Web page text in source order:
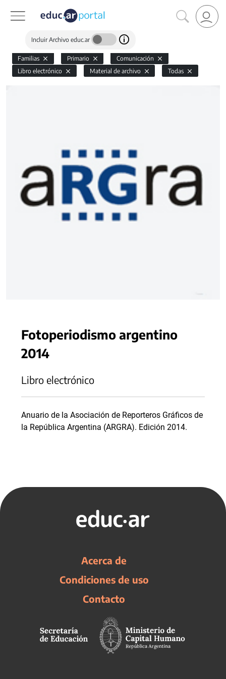
Incluir Archivo educ.ar
Familias Primario
Comunicación
Libro electrónico
Material de archivo Todas
Fotoperiodismo argentino
2014
Libro electrónico
Anuario de la Asociación de Reporteros Gráficos de
la República Argentina (ARGRA). Edición 2014.
Acerca de
Condiciones de uso
Contacto